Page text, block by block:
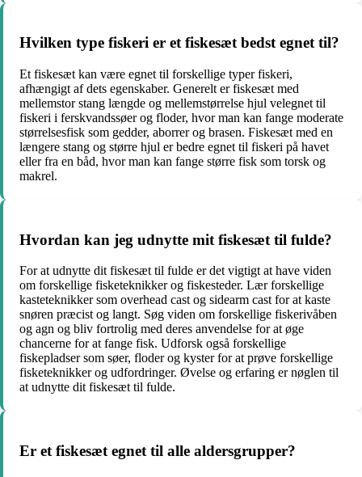
Hvilken type fiskeri er et fiskesæt bedst egnet til?
Et fiskesæt kan være egnet til forskellige typer fiskeri,
afhængigt af dets egenskaber. Generelt er fiskesæt med
mellemstor stang længde og mellemstørrelse hjul velegnet til
fiskeri i ferskvandssøer og floder, hvor man kan fange moderate
størrelsesfisk som gedder, aborrer og brasen. Fiskesæt med en
længere stang og større hjul er bedre egnet til fiskeri på havet
eller fra en båd, hvor man kan fange større fisk som torsk og
makrel.
Hvordan kan jeg udnytte mit fiskesæt til fulde?
For at udnytte dit fiskesæt til fulde er det vigtigt at have viden
om forskellige fisketeknikker og fiskesteder. Lær forskellige
kasteteknikker som overhead cast og sidearm cast for at kaste
snøren præcist og langt. Søg viden om forskellige fiskerivåben
og agn og bliv fortrolig med deres anvendelse for at øge
chancerne for at fange fisk. Udforsk også forskellige
fiskepladser som søer, floder og kyster for at prøve forskellige
fisketeknikker og udfordringer. Øvelse og erfaring er nøglen til
at udnytte dit fiskesæt til fulde.
Er et fiskesæt egnet til alle aldersgrupper?